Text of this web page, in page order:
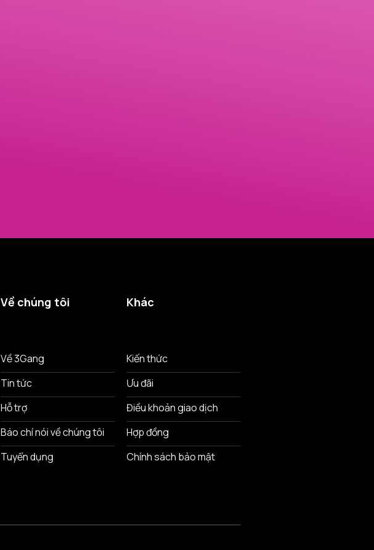
Về chúng tôi
Về 3Gang
Tin tức
Hỗ trợ
Báo chí nói về chúng tôi
Tuyển dụng
Khác
Kiến thức
Ưu đãi
Điều khoản giao dịch
Hợp đồng
Chính sách bảo mật